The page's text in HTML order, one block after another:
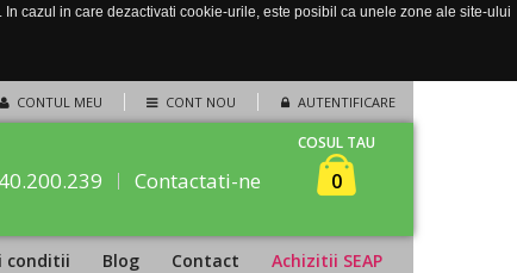
cazul in care dezactivati cookie-urile, este posibil ca unele zone ale site-ului
CONTUL MEU CONT NOU AUTENTIFICARE
Contactati-ne
COSUL TAU
0
conditii Blog Contact Achizitii SEAP